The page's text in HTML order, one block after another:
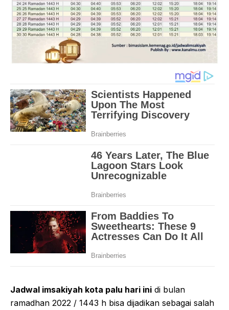
Jadwal imsakiyah kota palu hari ini di bulan
ramadhan 2022 / 1443 h bisa dijadikan sebagai salah